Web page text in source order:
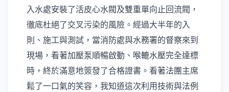
入水處安裝了活皮心水閥及雙重單向止回流閥，
徹底杜絕了交叉污染的風險。經過大半年的入
則、施工與測試，當消防處與水務署的督察來到
現場，看著加壓泵順暢啟動、喉轆水壓完全達標
時，終於滿意地簽發了合格證書。看著法團主席
鬆了一口氣的笑容，我知道這次利用技術與法例